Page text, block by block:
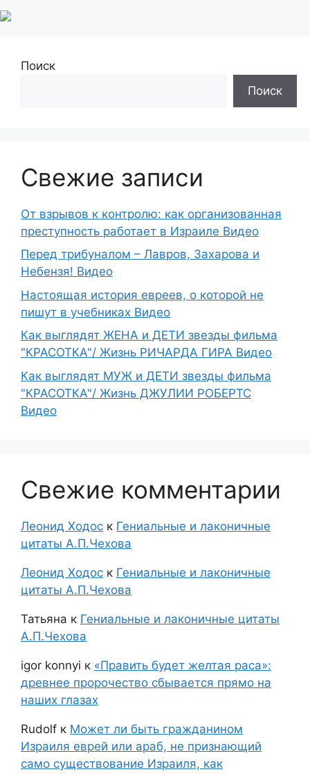
Поиск
Поиск
Свежие записи
От взрывов к контролю: как организованная
преступность работает в Израиле Видео
Перед трибуналом – Лавров, Захарова и
Небензя! Видео
Настоящая история евреев, о которой не
пишут в учебниках Видео
Как выглядят ЖЕНА и ДЕТИ звезды фильма
"КРАСОТКА"/ Жизнь РИЧАРДА ГИРА Видео
Как выглядят МУЖ и ДЕТИ звезды фильма
"КРАСОТКА"/ Жизнь ДЖУЛИИ РОБЕРТС
Видео
Свежие комментарии
Леонид Ходос к Гениальные и лаконичные
цитаты А.П.Чехова
Леонид Ходос к Гениальные и лаконичные
цитаты А.П.Чехова
Татьяна к Гениальные и лаконичные цитаты
А.П.Чехова
igor konnyi к «Править будет желтая раса»:
древнее пророчество сбывается прямо на
наших глазах
Rudolf к Может ли быть гражданином
Израиля еврей или араб, не признающий
само существование Израиля, как